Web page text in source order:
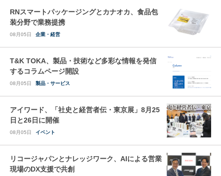
RNスマートパッケージングとカナオカ、食品包
装分野で業務提携
08月05日 企業・経営
T&K TOKA、製品・技術など多彩な情報を発信
するコラムページ開設
08月05日 製品・サービス
アイワード、「社史と経営者伝・東京展」8月25
日と26日に開催
08月05日 イベント
リコージャパンとナレッジワーク、AIによる営業
現場のDX支援で共創